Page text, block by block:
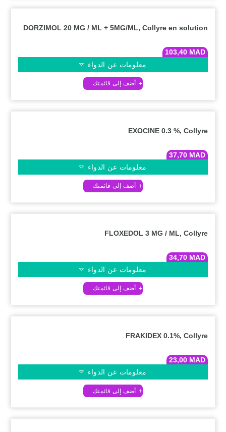
DORZIMOL 20 MG / ML + 5MG/ML, Collyre en solution
103,40 MAD
معلومات عن الدواء
EXOCINE 0.3 %, Collyre
37,70 MAD
معلومات عن الدواء
FLOXEDOL 3 MG / ML, Collyre
34,70 MAD
معلومات عن الدواء
FRAKIDEX 0.1%, Collyre
23,00 MAD
معلومات عن الدواء